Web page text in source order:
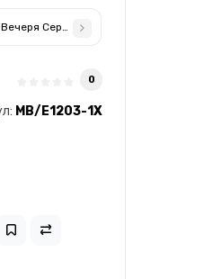
окладе 925 и позолоте в киоте под
Серебряная 15х19,6см в
0
MB/E1203-1X